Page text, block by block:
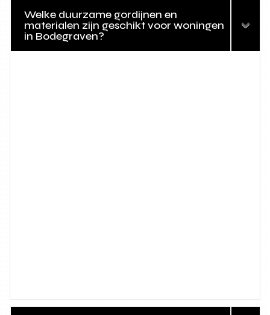
Welke duurzame gordijnen en
materialen zijn geschikt voor woningen
in Bodegraven?